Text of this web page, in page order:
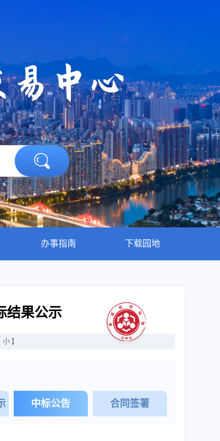
办事指南 下载园地
结果公示
小 】
中标公告 合同签署